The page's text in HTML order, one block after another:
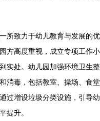
所致力于幼儿教育与发展的优
方高度重视，成立专项工作小
实处。幼儿园加强环境卫生整
消毒，包括教室、操场、食堂
过增设垃圾分类设施，引导幼
提升。